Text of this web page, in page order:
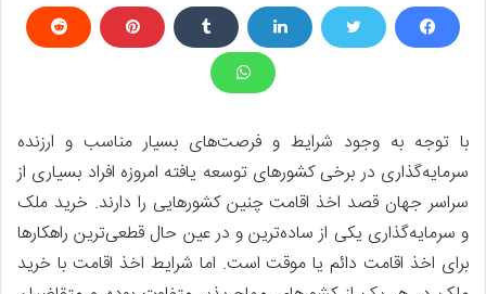
با توجه به وجود شرایط و فرصت‌های بسیار مناسب و ارزنده
سرمایه‌گذاری در برخی کشورهای توسعه یافته امروزه افراد بسیاری از
سراسر جهان قصد اخذ اقامت چنین کشورهایی را دارند. خرید ملک
و سرمایه‌گذاری یکی از ساده‌ترین و در عین حال قطعی‌ترین راهکارها
برای اخذ اقامت دائم یا موقت است. اما شرایط اخذ اقامت با خرید